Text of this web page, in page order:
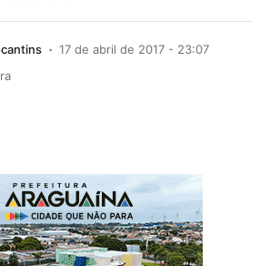
17 de abril de 2017 - 23:07